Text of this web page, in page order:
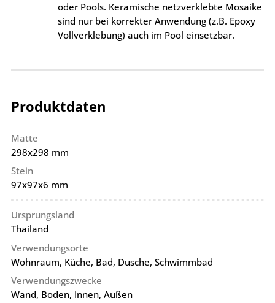
oder Pools. Keramische netzverklebte Mosaike
sind nur bei korrekter Anwendung (z.B. Epoxy
Vollverklebung) auch im Pool einsetzbar.
Produktdaten
Matte
298x298 mm
Stein
97x97x6 mm
Ursprungsland
Thailand
Verwendungsorte
Wohnraum, Küche, Bad, Dusche, Schwimmbad
Verwendungszwecke
Wand, Boden, Innen, Außen